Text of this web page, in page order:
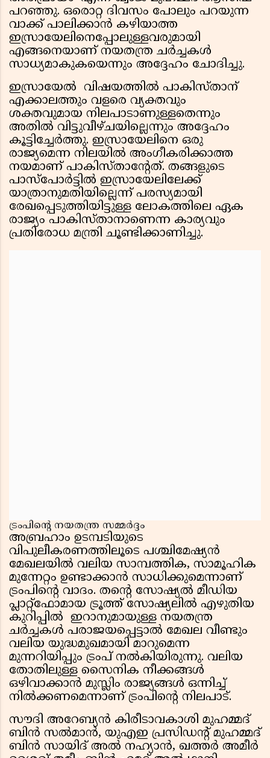
പറഞ്ഞു. ഒരൊറ്റ ദിവസം പോലും പറയുന്ന
വാക്ക് പാലിക്കാൻ കഴിയാത്ത
ഇസ്രായേലിനെപ്പോലുള്ളവരുമായി
എങ്ങനെയാണ് നയതന്ത്ര ചർച്ചകൾ
സാധ്യമാകുകയെന്നും അദ്ദേഹം ചോദിച്ചു.
ഇസ്രായേൽ വിഷയത്തിൽ പാകിസ്താന്
എക്കാലത്തും വളരെ വ്യക്തവും
ശക്തവുമായ നിലപാടാണുള്ളതെന്നും
അതിൽ വിട്ടുവീഴ്ചയില്ലെന്നും അദ്ദേഹം
കൂട്ടിച്ചേർത്തു. ഇസ്രായേലിനെ ഒരു
രാജ്യമെന്ന നിലയിൽ അംഗീകരിക്കാത്ത
നയമാണ് പാകിസ്താൻ്റേത്. തങ്ങളുടെ
പാസ്പോർട്ടിൽ ഇസ്രായേലിലേക്ക്
യാത്രാനുമതിയില്ലെന്ന് പരസ്യമായി
രേഖപ്പെടുത്തിയിട്ടുള്ള ലോകത്തിലെ ഏക
രാജ്യം പാകിസ്താനാണെന്ന കാര്യവും
പ്രതിരോധ മന്ത്രി ചൂണ്ടിക്കാണിച്ചു.
ട്രംപിൻ്റെ നയതന്ത്ര സമ്മർദ്ദം
അബ്രഹാം ഉടമ്പടിയുടെ
വിപുലീകരണത്തിലൂടെ പശ്ചിമേഷ്യൻ
മേഖലയിൽ വലിയ സാമ്പത്തിക, സാമൂഹിക
മുന്നേറ്റം ഉണ്ടാക്കാൻ സാധിക്കുമെന്നാണ്
ട്രംപിൻ്റെ വാദം. തൻ്റെ സോഷ്യൽ മീഡിയ
പ്ലാറ്റ്‌ഫോമായ ട്രൂത്ത് സോഷ്യലിൽ എഴുതിയ
കുറിപ്പിൽ ഇറാനുമായുള്ള നയതന്ത്ര
ചർച്ചകൾ പരാജയപ്പെട്ടാൽ മേഖല വീണ്ടും
വലിയ യുദ്ധമുഖമായി മാറുമെന്ന
മുന്നറിയിപ്പും ട്രംപ് നൽകിയിരുന്നു. വലിയ
തോതിലുള്ള സൈനിക നീക്കങ്ങൾ
ഒഴിവാക്കാൻ മുസ്ലിം രാജ്യങ്ങൾ ഒന്നിച്ച്
നിൽക്കണമെന്നാണ് ട്രംപിൻ്റെ നിലപാട്.
സൗദി അറേബ്യൻ കിരീടാവകാശി മുഹമ്മദ്
ബിൻ സൽമാൻ, യുഎഇ പ്രസിഡൻ്റ് മുഹമ്മദ്
ബിൻ സായിദ് അൽ നഹ്യാൻ, ഖത്തർ അമീർ